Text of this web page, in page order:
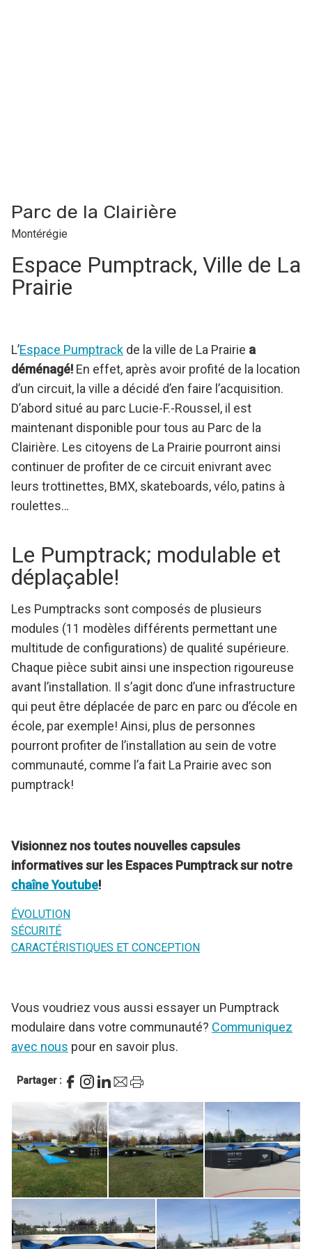
Parc de la Clairière
Montérégie
Espace Pumptrack, Ville de La
Prairie
L’Espace Pumptrack de la ville de La Prairie a
déménagé! En effet, après avoir profité de la location
d’un circuit, la ville a décidé d’en faire l’acquisition.
D’abord situé au parc Lucie-F.-Roussel, il est
maintenant disponible pour tous au Parc de la
Clairière. Les citoyens de La Prairie pourront ainsi
continuer de profiter de ce circuit enivrant avec
leurs trottinettes, BMX, skateboards, vélo, patins à
roulettes…
Le Pumptrack; modulable et
déplaçable!
Les Pumptracks sont composés de plusieurs
modules (11 modèles différents permettant une
multitude de configurations) de qualité supérieure.
Chaque pièce subit ainsi une inspection rigoureuse
avant l’installation. Il s’agit donc d’une infrastructure
qui peut être déplacée de parc en parc ou d’école en
école, par exemple! Ainsi, plus de personnes
pourront profiter de l’installation au sein de votre
communauté, comme l’a fait La Prairie avec son
pumptrack!
Visionnez nos toutes nouvelles capsules
informatives sur les Espaces Pumptrack sur notre
chaîne Youtube!
ÉVOLUTION
SÉCURITÉ
CARACTÉRISTIQUES ET CONCEPTION
Vous voudriez vous aussi essayer un Pumptrack
modulaire dans votre communauté? Communiquez
avec nous pour en savoir plus.
Partager :